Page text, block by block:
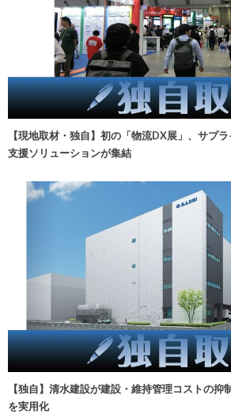
【現地取材・独自】初の「物流DX展」、サプ
支援ソリューションが集結
【独自】清水建設が建設・維持管理コストの抑
を実用化